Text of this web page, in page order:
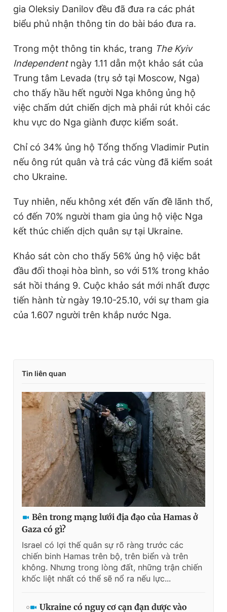
gia Oleksiy Danilov đều đã đưa ra các phát
biểu phủ nhận thông tin do bài báo đưa ra.
Trong một thông tin khác, trang The Kyiv
Independentngày 1.11 dẫn một khảo sát của
Trung tâm Levada (trụ sở tại Moscow, Nga)
cho thấy hầu hết người Nga không ủng hộ
việc chấm dứt chiến dịch mà phải rút khỏi các
khu vực do Nga giành được kiểm soát.
Chỉ có 34% ủng hộ Tổng thống Vladimir Putin
nếu ông rút quân và trả các vùng đã kiểm soát
cho Ukraine.
Tuy nhiên, nếu không xét đến vấn đề lãnh thổ,
có đến 70% người tham gia ủng hộ việc Nga
kết thúc chiến dịch quân sự tại Ukraine.
Khảo sát còn cho thấy 56% ủng hộ việc bắt
đầu đối thoại hòa bình, so với 51% trong khảo
sát hồi tháng 9. Cuộc khảo sát mới nhất được
tiến hành từ ngày 19.10-25.10, với sự tham gia
của 1.607 người trên khắp nước Nga.
Tin liên quan
Bên trong mạng lưới địa đạo của Hamas ở
Gaza có gì?
Israel có lợi thế quân sự rõ ràng trước các
chiến binh Hamas trên bộ, trên biển và trên
không. Nhưng trong lòng đất, những trận chiến
khốc liệt nhất có thể sẽ nổ ra nếu lực...
Ukraine có nguy cơ cạn đạn dược vào